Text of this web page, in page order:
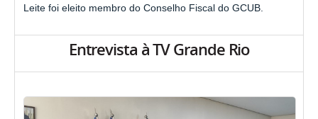
Leite foi eleito membro do Conselho Fiscal do GCUB.
Entrevista à TV Grande Rio